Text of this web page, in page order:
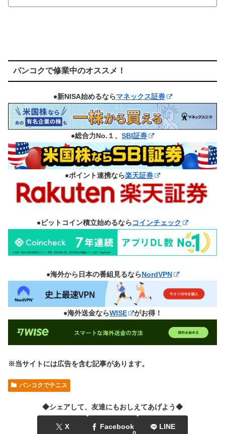
バンコクで修業中のオススメ！
●新NISA始めるならマネックス証券
●総合力No.１、 SBI証券
●ポイント連携なら楽天証券
●ビットコイン積立始めるならコインチェック
●海外から日本の番組見るならNordVPN
●海外送金ならWISE がお得！
※当サイトには広告を含む記事があります。
バンコクでテニス
◆シェアして、友達にもおしえてあげよう◆
X Facebook LINE